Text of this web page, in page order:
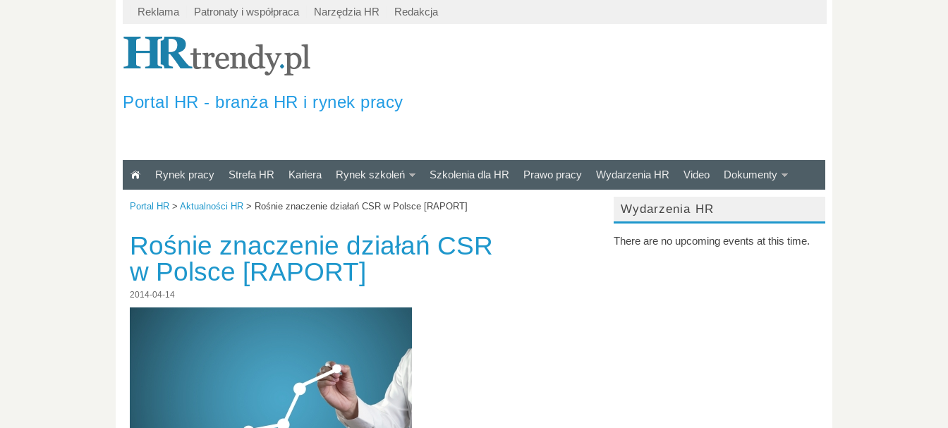
Reklama Patronaty i współpraca Narzędzia HR Redakcja
Portal HR - branża HR i rynek pracy
Rynek pracy Strefa HR Kariera Rynek szkoleń Szkolenia dla HR Prawo pracy Wydarzenia HR Video Dokumenty
Portal HR > Aktualności HR > Rośnie znaczenie działań CSR w Polsce [RAPORT]
Rośnie znaczenie działań CSR
w Polsce [RAPORT]
2014-04-14
Wydarzenia HR
There are no upcoming events at this time.